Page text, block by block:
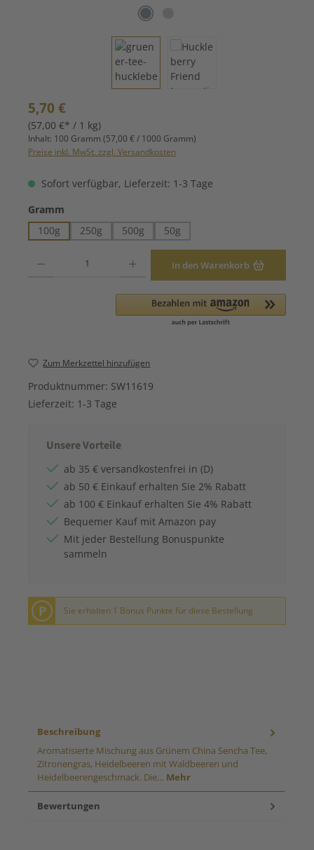
Regulärer Preis:
5,70 €
(57,00 €* / 1 kg)
Inhalt: 100 Gramm (57,00 € / 1000 Gramm)
Preise inkl. MwSt. zzgl. Versandkosten
Sofort verfügbar, Lieferzeit: 1-3 Tage
Gramm
100g
250g 500g 50g
In den Warenkorb
Zum Merkzettel hinzufügen
Produktnummer: SW11619
Lieferzeit: 1-3 Tage
Unsere Vorteile
ab 35 € versandkostenfrei in (D)
ab 50 € Einkauf erhalten Sie 2% Rabatt
ab 100 € Einkauf erhalten Sie 4% Rabatt
Bequemer Kauf mit Amazon pay
Mit jeder Bestellung Bonuspunkte
sammeln
P Sie erhalten 1 Bonus Punkte für diese Bestellung
Beschreibung
Aromatisierte Mischung aus Grünem China Sencha Tee,
Zitronengras, Heidelbeeren mit Waldbeeren und
Heidelbeerengeschmack. Die… Mehr
Bewertungen